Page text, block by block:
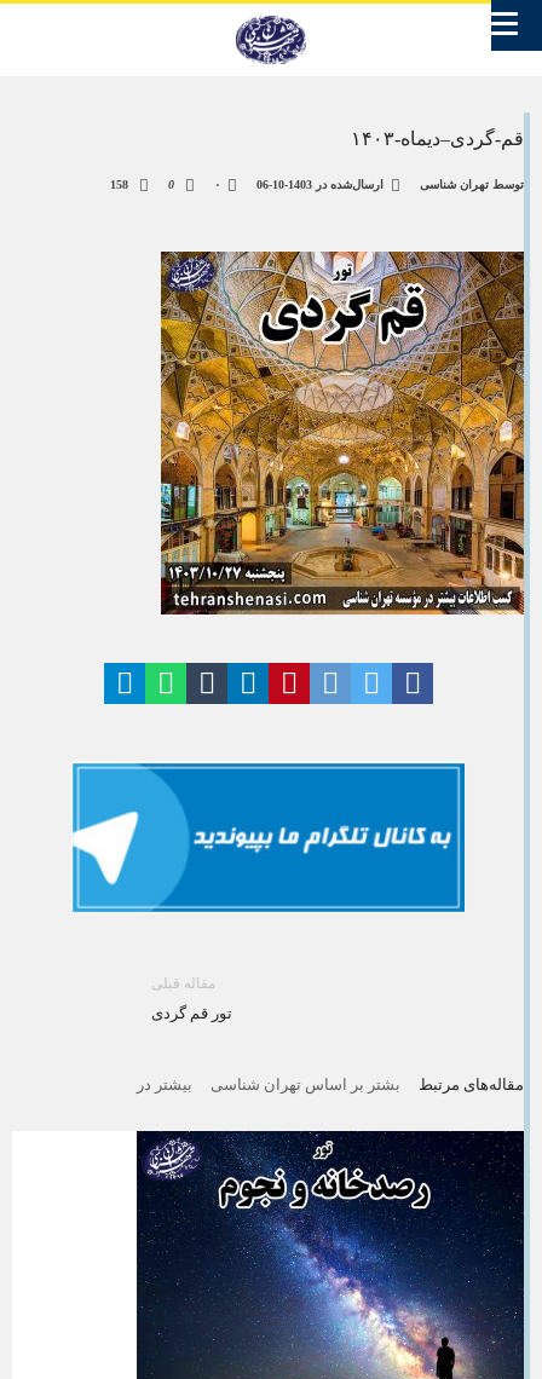
قم-گردی–دیماه-۱۴۰۳
توسط تهران شناسی ارسال‌شده در 1403-10-06 ۰ 0
مقاله قبلی
تور قم گردی
مقاله‌های مرتبط بشتر بر اساس تهران شناسی بیشتر در